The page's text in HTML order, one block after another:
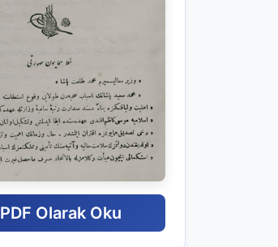
PDF Olarak Oku